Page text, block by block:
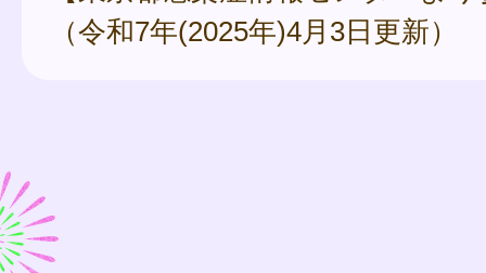
（令和7年(2025年)4月3日更新）